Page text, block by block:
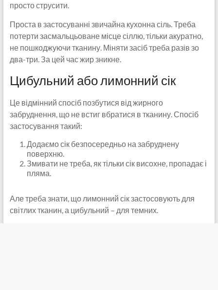
просто струсити.
Проста в застосуванні звичайна кухонна сіль. Треба
потерти засмальцьоване місце сіллю, тільки акуратно,
не пошкоджуючи тканину. Міняти засіб треба разів зо
два-три. За цей час жир зникне.
Цибульний або лимонний сік
Це відмінний спосіб позбутися від жирного
забруднення, що не встиг вбратися в тканину. Спосіб
застосування такий:
Додаємо сік безпосередньо на забруднену
поверхню.
Змивати не треба, як тільки сік висохне, пропадає і
пляма.
Але треба знати, що лимонний сік застосовують для
світлих тканин, а цибульний – для темних.